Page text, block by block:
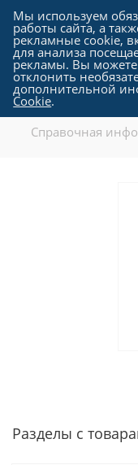
Справочная
Разделы с
Мы используем
работы сайта, а
рекламные cookie,
для анализа
рекламы. Вы
отклонить
дополнительной
Cookie.